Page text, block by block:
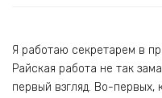
Я работаю секретарем в
Райская работа не так
первый взгляд. Во-первых,